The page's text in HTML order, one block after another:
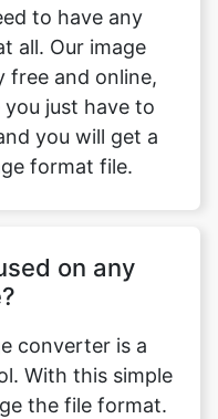
just have to
you will get a
format file.
on any
converter is a
With this simple
anyone on the
on any device.
our users' lives